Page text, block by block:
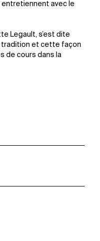
entretiennent avec le
Legault, s’est dite
tradition et cette façon
de cours dans la